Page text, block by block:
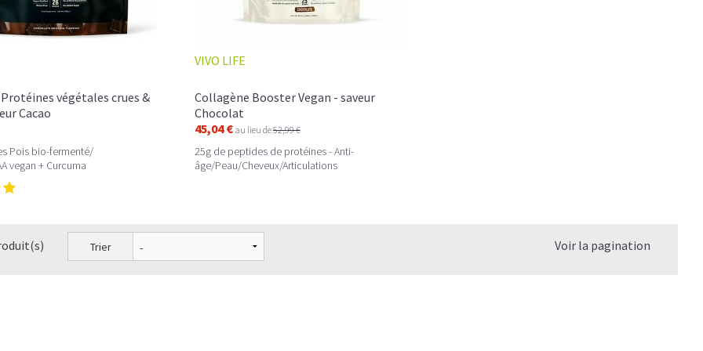
Protéines végétales crues &
Cacao
Pois bio-fermenté/
vegan + Curcuma
VIVO LIFE
Collagène Booster Vegan - saveur
Chocolat
45,04 € au lieu de52,99 €
25g de peptides de protéines - Anti-
âge/Peau/Cheveux/Articulations
Trier Voir la pagination